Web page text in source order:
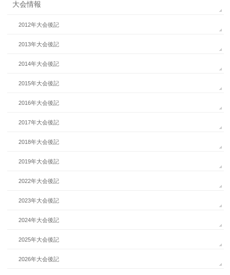
大会情報
2012年大会後記
2013年大会後記
2014年大会後記
2015年大会後記
2016年大会後記
2017年大会後記
2018年大会後記
2019年大会後記
2022年大会後記
2023年大会後記
2024年大会後記
2025年大会後記
2026年大会後記